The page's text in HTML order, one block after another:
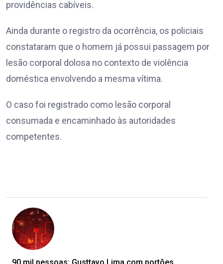
providências cabíveis.
Ainda durante o registro da ocorrência, os policiais
constataram que o homem já possui passagem por
lesão corporal dolosa no contexto de violência
doméstica envolvendo a mesma vítima.
O caso foi registrado como lesão corporal
consumada e encaminhado às autoridades
competentes.